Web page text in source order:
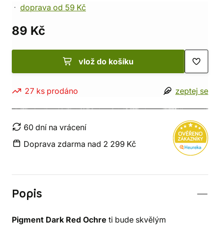
doprava od 59 Kč
89 Kč
vlož do košíku
27 ks prodáno zeptej se
60 dní na vrácení
Doprava zdarma nad 2 299 Kč
Popis
Pigment Dark Red Ochre ti bude skvělým